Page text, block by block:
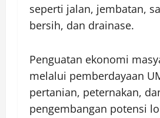
seperti jalan, jembatan,
bersih, dan drainase.
Penguatan ekonomi
melalui pemberdayaan
pertanian, peternakan,
pengembangan potensi